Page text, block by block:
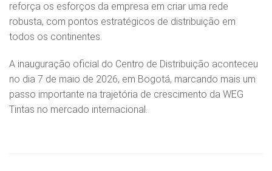
reforça os esforços da empresa em criar uma rede
robusta, com pontos estratégicos de distribuição em
todos os continentes.
A inauguração oficial do Centro de Distribuição aconteceu
no dia 7 de maio de 2026, em Bogotá, marcando mais um
passo importante na trajetória de crescimento da WEG
Tintas no mercado internacional.